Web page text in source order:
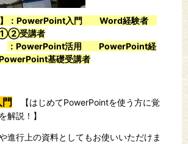
】：PowerPoint入門 Word経験者
受講者
：PowerPoint活用 PowerPoint経
基礎受講者
【はじめてPowerPointを使う方に覚
解説！ 】
進行上の資料としてもお使いいただけま